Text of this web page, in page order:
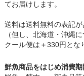
てお届けします。
送料は送料無料の表記が
（但し、北海道・沖縄
クール便は＋330円とな
鮮魚商品をはじめ消費